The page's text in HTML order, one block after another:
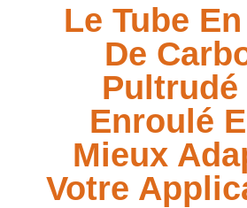
Le Tube
De
Pultrudé
Enroulé
Mieux
Votre